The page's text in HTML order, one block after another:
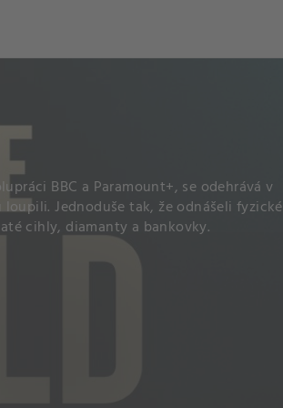
BBC a Paramount+, se odehrává v
Jednoduše tak, že odnášeli fyzické
cihly, diamanty a bankovky.